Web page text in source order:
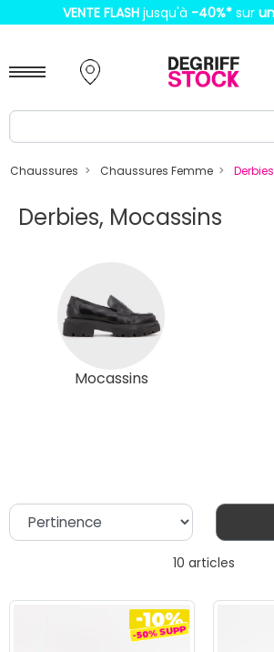
VENTE FLASH jusqu'à -40%* sur
Chaussures Chaussures Femme
Derbies, Mocassins
Mocassins
10 articles